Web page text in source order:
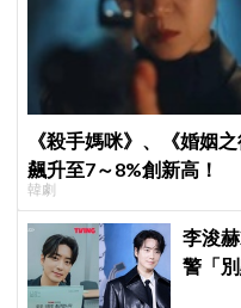
《殺手媽咪》、《婚姻
飆升至7～8%創新高！
韓劇
李浚
警「